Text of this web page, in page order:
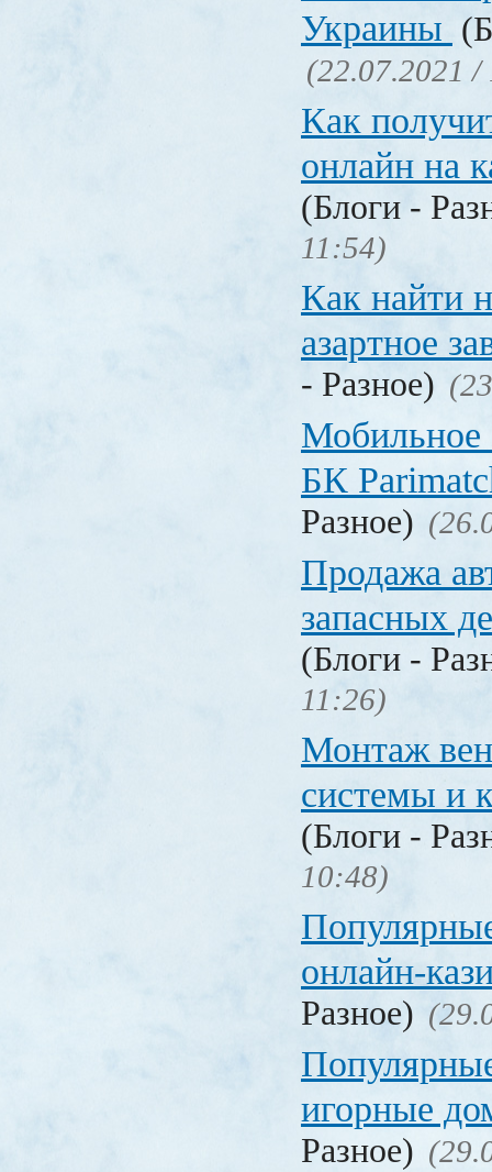
Украины
(22.07.2021 /
Как
онлайн на
(Блоги -
11:54)
Как найти
азартное
- Разное)
Мобильное
БК
Разное)
Продажа
запасных
(Блоги -
11:26)
Монтаж
системы и
(Блоги -
10:48)
онлайн-
Разное)
игорные
Разное)